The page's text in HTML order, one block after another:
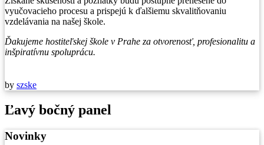
vyučovacieho procesu a prispejú k ďalšiemu skvalitňovaniu
vzdelávania na našej škole.
Ďakujeme hostiteľskej škole v Prahe za otvorenosť, profesionalitu a
inšpiratívnu spoluprácu.
by szske
Ľavý bočný panel
Novinky